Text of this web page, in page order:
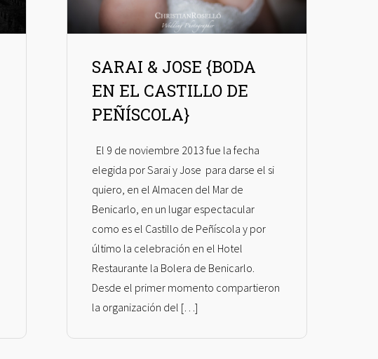
SARAI & JOSE {BODA
EN EL CASTILLO DE
PEÑÍSCOLA}
El 9 de noviembre 2013 fue la fecha
elegida por Sarai y Jose para darse el si
quiero, en el Almacen del Mar de
Benicarlo, en un lugar espectacular
como es el Castillo de Peñíscola y por
último la celebración en el Hotel
Restaurante la Bolera de Benicarlo.
Desde el primer momento compartieron
la organización del […]